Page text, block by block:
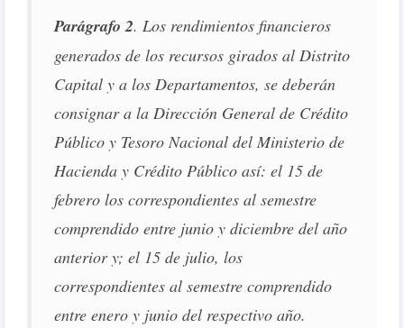
Parágrafo 2. Los rendimientos financieros
generados de los recursos girados al Distrito
Capital y a los Departamentos, se deberán
consignar a la Dirección General de Crédito
Público y Tesoro Nacional del Ministerio de
Hacienda y Crédito Público así: el 15 de
febrero los correspondientes al semestre
comprendido entre junio y diciembre del año
anterior y; el 15 de julio, los
correspondientes al semestre comprendido
entre enero y junio del respectivo año.